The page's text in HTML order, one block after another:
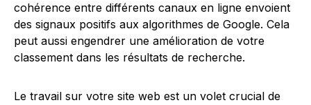
cohérence entre différents canaux en ligne envoient
des signaux positifs aux algorithmes de Google. Cela
peut aussi engendrer une amélioration de votre
classement dans les résultats de recherche.
Le travail sur votre site web est un volet crucial de